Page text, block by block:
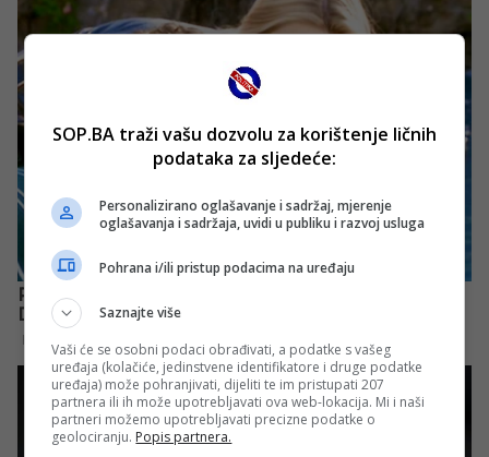
SOP.BA traži vašu dozvolu za korištenje ličnih
podataka za sljedeće:
Personalizirano oglašavanje i sadržaj, mjerenje
oglašavanja i sadržaja, uvidi u publiku i razvoj usluga
Pohrana i/ili pristup podacima na uređaju
Saznajte više
Vaši će se osobni podaci obrađivati, a podatke s vašeg
uređaja (kolačiće, jedinstvene identifikatore i druge podatke
uređaja) može pohranjivati, dijeliti te im pristupati 207
partnera ili ih može upotrebljavati ova web-lokacija. Mi i naši
partneri možemo upotrebljavati precizne podatke o
geolociranju. Popis partnera.